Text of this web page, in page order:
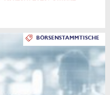
BÖRSENSTAMMTISCHE